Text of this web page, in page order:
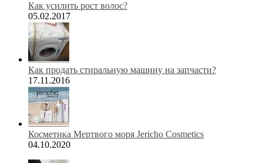
Как усилить рост волос?
05.02.2017
Как продать стиральную машину на запчасти?
17.11.2016
Косметика Мертвого моря Jericho Cosmetics
04.10.2020